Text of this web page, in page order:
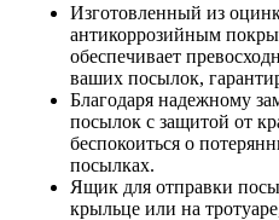
Изготовленный из
антикоррозийным
обеспечивает
ваших посылок,
Благодаря надежному
посылок с защитой от
беспокоиться о
посылках.
Ящик для отправки
крыльце или на